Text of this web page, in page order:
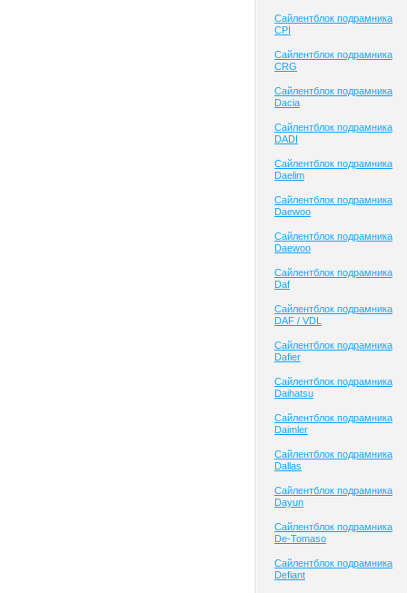
Сайлентблок подрамника
CPI
Сайлентблок подрамника
CRG
Сайлентблок подрамника
Dacia
Сайлентблок подрамника
DADI
Сайлентблок подрамника
Daelim
Сайлентблок подрамника
Daewoo
Сайлентблок подрамника
Daewoo
Сайлентблок подрамника
Daf
Сайлентблок подрамника
DAF / VDL
Сайлентблок подрамника
Dafier
Сайлентблок подрамника
Daihatsu
Сайлентблок подрамника
Daimler
Сайлентблок подрамника
Dallas
Сайлентблок подрамника
Dayun
Сайлентблок подрамника
De-Tomaso
Сайлентблок подрамника
Defiant